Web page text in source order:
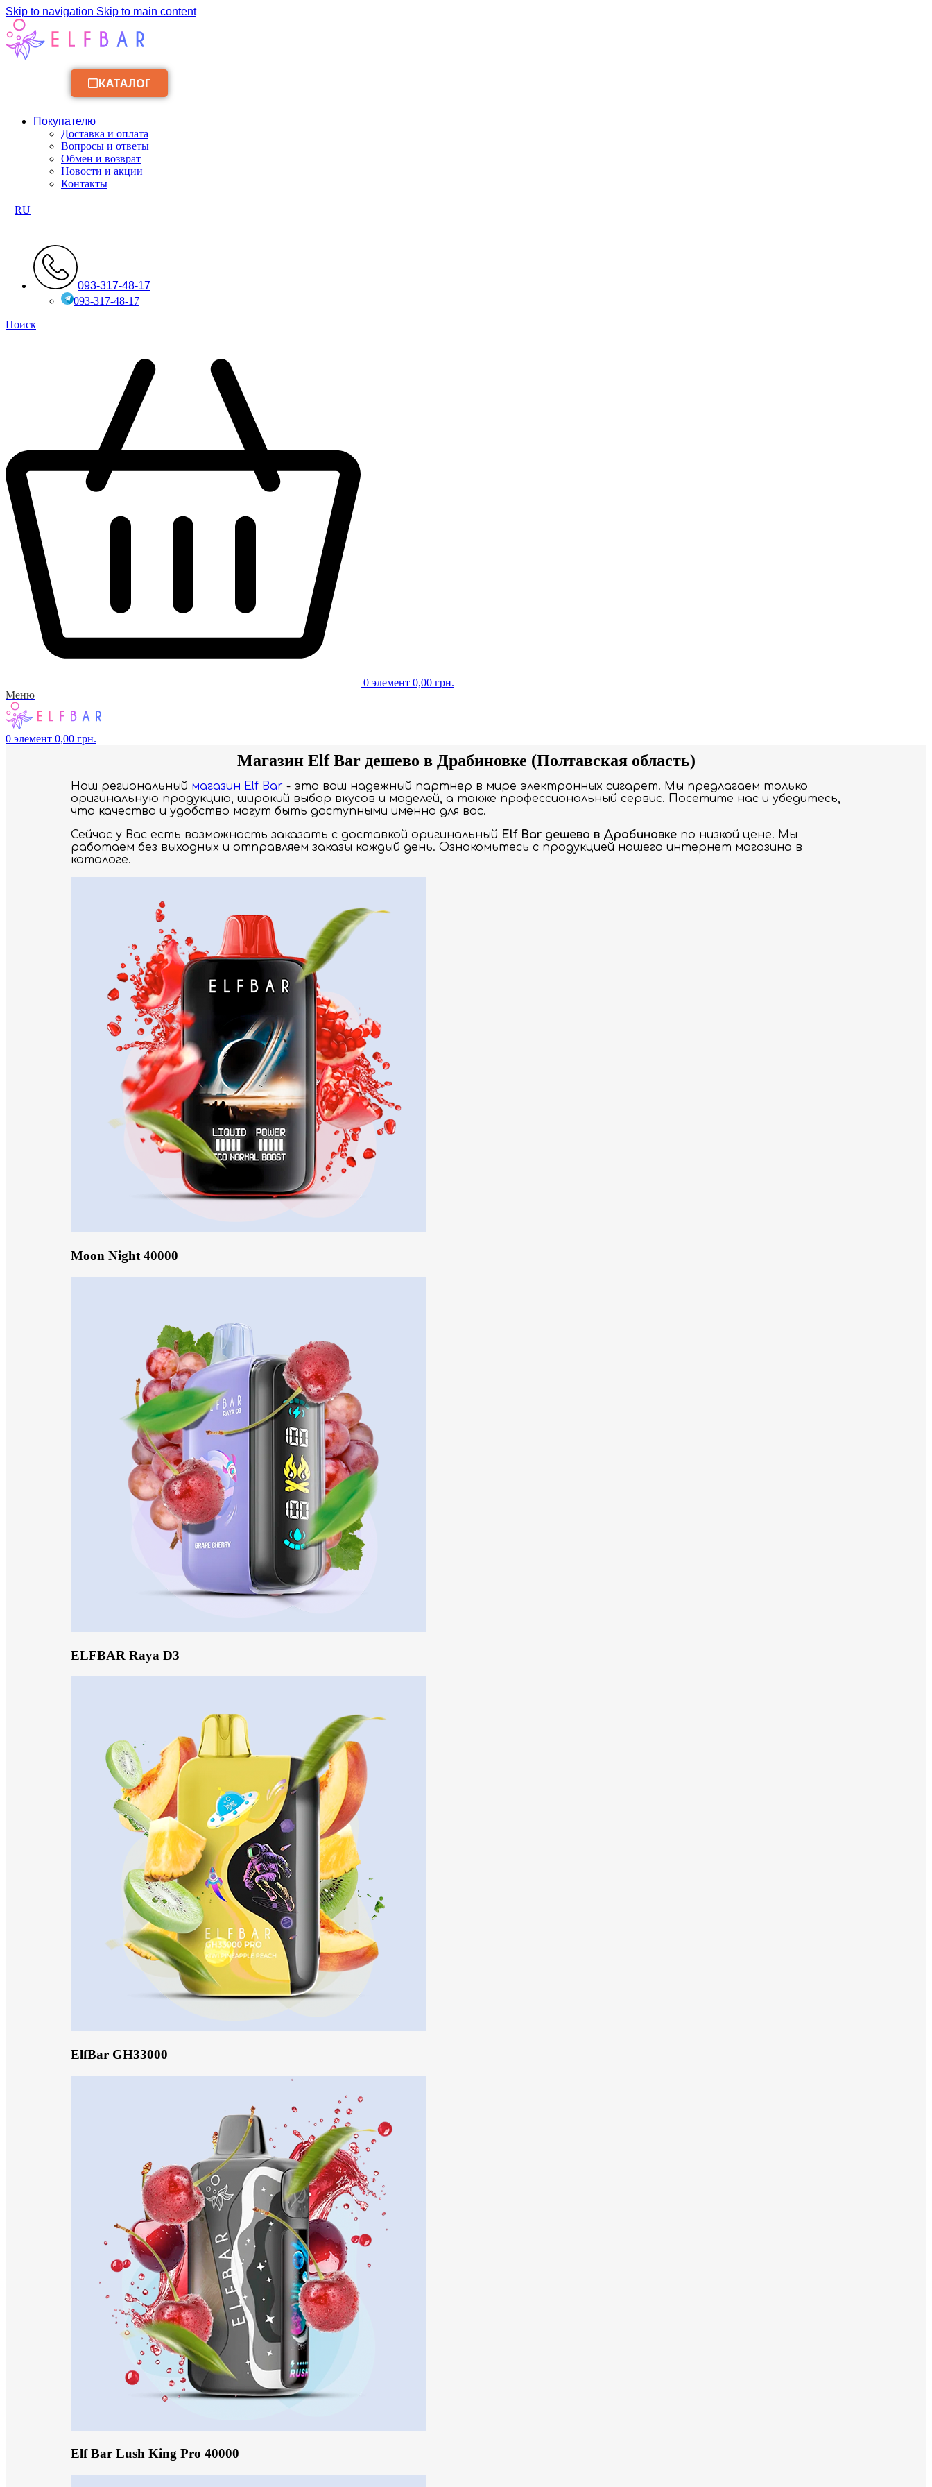
Skip to navigation Skip to main content
КАТАЛОГ
Покупателю
Доставка и оплата
Вопросы и ответы
Обмен и возврат
Новости и акции
Контакты
RU
093-317-48-17
093-317-48-17
Поиск
0 элемент 0,00 грн.
Меню
0 элемент 0,00 грн.
Магазин Elf Bar дешево в Драбиновке (Полтавская область)
Наш региональный магазин Elf Bar - это ваш надежный партнер в мире электронных сигарет. Мы предлагаем только
оригинальную продукцию, широкий выбор вкусов и моделей, а также профессиональный сервис. Посетите нас и убедитесь,
что качество и удобство могут быть доступными именно для вас.
Сейчас у Вас есть возможность заказать с доставкой оригинальный Elf Bar дешево в Драбиновке по низкой цене. Мы
работаем без выходных и отправляем заказы каждый день. Ознакомьтесь с продукцией нашего интернет магазина в
каталоге.
Moon Night 40000
ELFBAR Raya D3
ElfBar GH33000
Elf Bar Lush King Pro 40000